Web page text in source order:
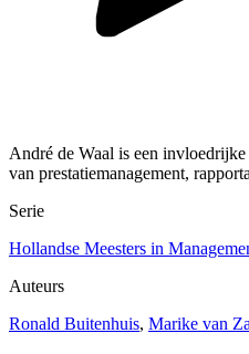
André de Waal is een
van prestatiemanagement,
Serie
Hollandse Meesters in
Auteurs
Ronald Buitenhuis, Marike van